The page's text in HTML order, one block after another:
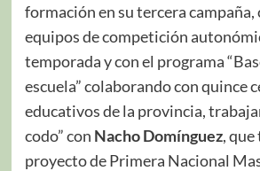
formación en su tercera campaña,
equipos de competición
temporada y con el programa
escuela” colaborando con quince
educativos de la provincia,
codo” con Nacho Domínguez, que
proyecto de Primera Nacional